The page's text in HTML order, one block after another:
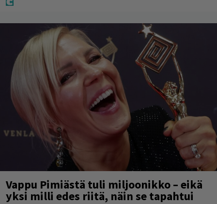
Vappu Pimiästä tuli miljoonikko – eikä
yksi milli edes riitä, näin se tapahtui